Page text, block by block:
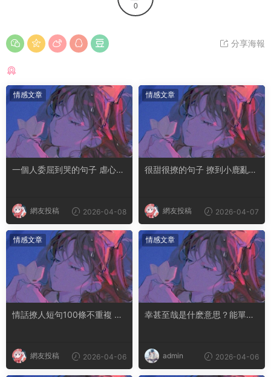
0
分享海報
情感文章
一個人委屈到哭的句子 虐心到
網友投稿 2026-04-08
情感文章
很甜很撩的句子 撩到小鹿亂撞
網友投稿 2026-04-07
情感文章
情話撩人短句100條不重複 土
網友投稿 2026-04-06
情感文章
幸甚至哉是什麽意思？能單獨
admin 2026-04-06